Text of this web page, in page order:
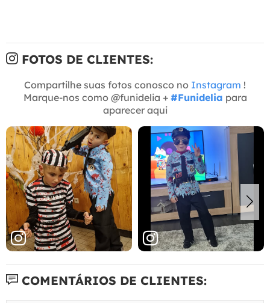
FOTOS DE CLIENTES:
Compartilhe suas fotos conosco no Instagram !
Marque-nos como @funidelia + #Funidelia para
aparecer aqui
COMENTÁRIOS DE CLIENTES: